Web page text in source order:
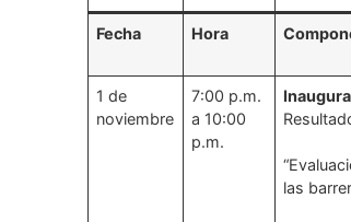
Fecha Hora
1 de
noviembre
7:00 p.m.
a 10:00
p.m.
las